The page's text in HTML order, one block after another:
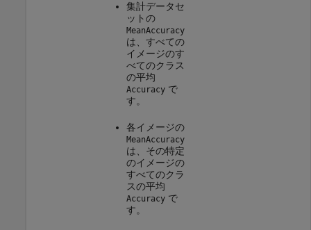
集計データセ
ットの
MeanAccuracy
は、すべての
イメージのす
べてのクラス
の平均
Accuracyで
す。
各イメージの
MeanAccuracy
は、その特定
のイメージの
すべてのクラ
スの平均
Accuracyで
す。